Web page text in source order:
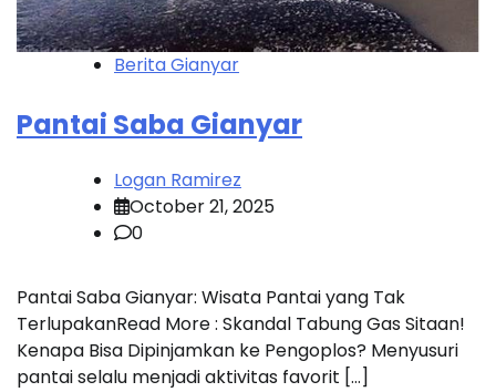
Berita Gianyar
Pantai Saba Gianyar
Logan Ramirez
October 21, 2025
0
Pantai Saba Gianyar: Wisata Pantai yang Tak
TerlupakanRead More : Skandal Tabung Gas Sitaan!
Kenapa Bisa Dipinjamkan ke Pengoplos? Menyusuri
pantai selalu menjadi aktivitas favorit […]